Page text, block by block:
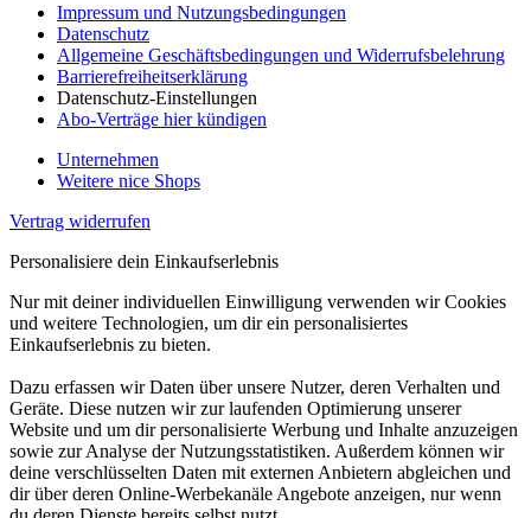
Impressum und Nutzungsbedingungen
Datenschutz
Allgemeine Geschäftsbedingungen und Widerrufsbelehrung
Barrierefreiheitserklärung
Datenschutz-Einstellungen
Abo-Verträge hier kündigen
Unternehmen
Weitere nice Shops
Vertrag widerrufen
Personalisiere dein Einkaufserlebnis
Nur mit deiner individuellen Einwilligung verwenden wir Cookies
und weitere Technologien, um dir ein personalisiertes
Einkaufserlebnis zu bieten.
Dazu erfassen wir Daten über unsere Nutzer, deren Verhalten und
Geräte. Diese nutzen wir zur laufenden Optimierung unserer
Website und um dir personalisierte Werbung und Inhalte anzuzeigen
sowie zur Analyse der Nutzungsstatistiken. Außerdem können wir
deine verschlüsselten Daten mit externen Anbietern abgleichen und
dir über deren Online-Werbekanäle Angebote anzeigen, nur wenn